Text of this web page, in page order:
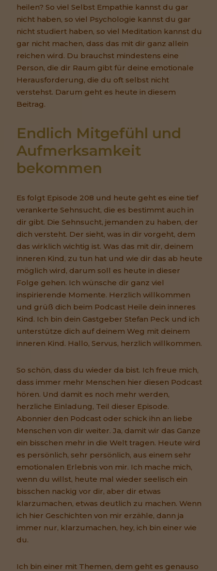
heilen? So viel Selbst Empathie kannst du gar
nicht haben, so viel Psychologie kannst du gar
nicht studiert haben, so viel Meditation kannst du
gar nicht machen, dass das mit dir ganz allein
reichen wird. Du brauchst mindestens eine
Person, die dir Raum gibt für deine emotionale
Herausforderung, die du oft selbst nicht
verstehst. Darum geht es heute in diesem
Beitrag.
Endlich Mitgefühl und
Aufmerksamkeit
bekommen
Es folgt Episode 208 und heute geht es eine tief
verankerte Sehnsucht, die es bestimmt auch in
dir gibt. Die Sehnsucht, jemanden zu haben, der
dich versteht. Der sieht, was in dir vorgeht, dem
das wirklich wichtig ist. Was das mit dir, deinem
inneren Kind, zu tun hat und wie dir das ab heute
möglich wird, darum soll es heute in dieser
Folge gehen. Ich wünsche dir ganz viel
inspirierende Momente. Herzlich willkommen
und grüß dich beim Podcast Heile dein inneres
Kind. Ich bin dein Gastgeber Stefan Peck und ich
unterstütze dich auf deinem Weg mit deinem
inneren Kind. Hallo, Servus, herzlich willkommen.
So schön, dass du wieder da bist. Ich freue mich,
dass immer mehr Menschen hier diesen Podcast
hören. Und damit es noch mehr werden,
herzliche Einladung, Teil dieser Episode.
Abonnier den Podcast oder schick ihn an liebe
Menschen von dir weiter. Ja, damit wir das Ganze
ein bisschen mehr in die Welt tragen. Heute wird
es persönlich, sehr persönlich, aus einem sehr
emotionalen Erlebnis von mir. Ich mache mich,
wenn du willst, heute mal wieder seelisch ein
bisschen nackig vor dir, aber dir etwas
klarzumachen, etwas deutlich zu machen. Wenn
ich hier Geschichten von mir erzähle, dann ja
immer nur, klarzumachen, hey, ich bin einer wie
du.
Ich bin einer mit Themen, dem geht es genauso